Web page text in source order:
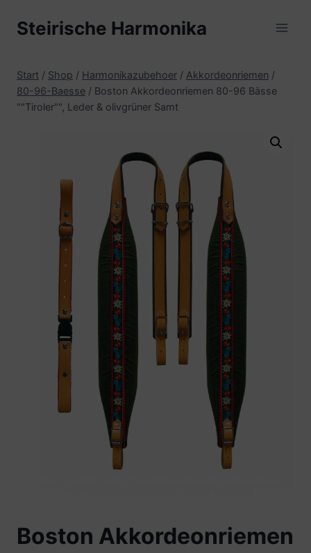
InhaltSteirische Harmonika
Start / Shop / Harmonikazubehoer / Akkordeonriemen /
80-96-Baesse / Boston Akkordeonriemen 80-96 Bässe
""Tiroler"", Leder & olivgrüner Samt
Boston Akkordeonriemen